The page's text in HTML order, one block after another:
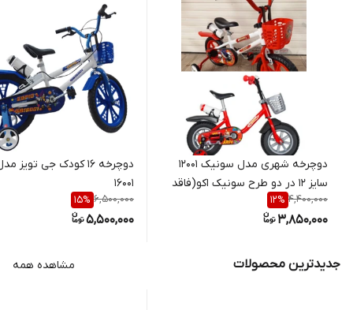
دوچرخه شهری مدل سونیک 12001
سایز 12 در دو طرح سونیک اکو(فاقد
ترمز و سونیک ترمز دار)
4,400,000
12%
3,850,000
دوچرخه 16 کودک جی تویز
16001
6,500,000
15%
5,500,000
جدیدترین محصولات مشاهده همه